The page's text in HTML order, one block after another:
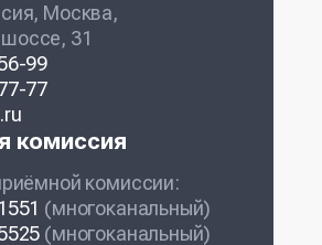
Москва,
31
99
77
комиссия
комиссии:
(многоканальный)
(многоканальный)